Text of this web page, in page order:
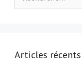
Articles récents